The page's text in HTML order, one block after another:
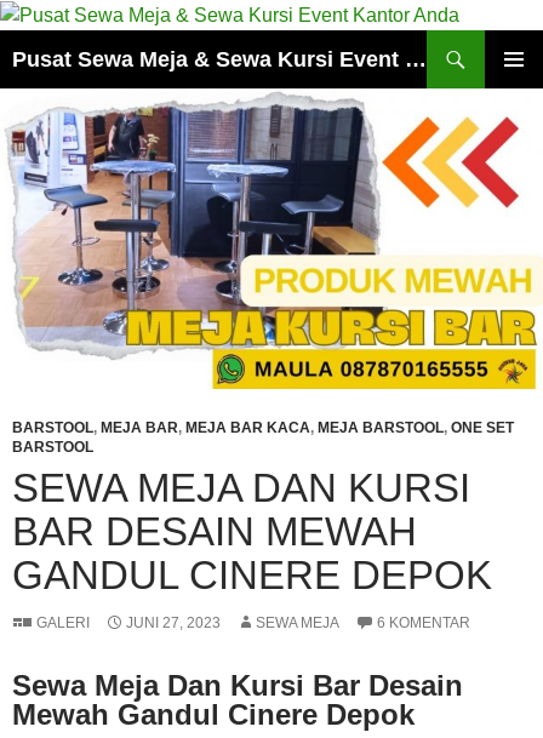
Pusat Sewa Meja & Sewa Kursi Event Kantor Anda
UTAMA
ISI
BARSTOOL, MEJA BAR, MEJA BAR KACA, MEJA BARSTOOL, ONE SET
BARSTOOL
SEWA MEJA DAN KURSI
BAR DESAIN MEWAH
GANDUL CINERE DEPOK
GALERI JUNI 27, 2023 SEWA MEJA 6 KOMENTAR
Sewa Meja Dan Kursi Bar Desain
Mewah Gandul Cinere Depok